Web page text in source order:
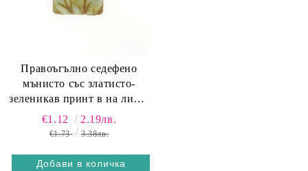
Правоъгълно седефено
мънисто със златисто-
зеленикав принт в на листа
15х20мм (4бр)
€1.12 2.19лв.
€1.73 3.38лв.